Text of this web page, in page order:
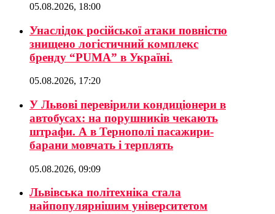
05.08.2026, 18:00
Унаслідок російської атаки повністю
знищено логістичний комплекс
бренду “PUMA” в Україні.
05.08.2026, 17:20
У Львові перевірили кондиціонери в
автобусах: на порушників чекають
штрафи. А в Тернополі пасажири-
барани мовчать і терплять
05.08.2026, 09:09
Львівська політехніка стала
найпопулярнішим університетом